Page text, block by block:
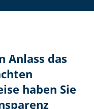
Anlass das
haben Sie